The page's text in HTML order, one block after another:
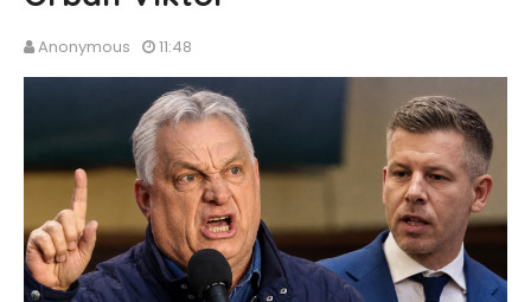
Anonymous 11:48